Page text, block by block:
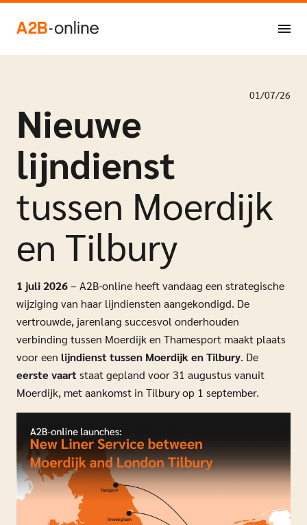
NL
EN
01/07/26
Nieuwe
lijndienst
tussen Moerdijk
en Tilbury
1 juli 2026– A2B-online heeft vandaag een strategische
wijziging van haar lijndiensten aangekondigd. De
vertrouwde, jarenlang succesvol onderhouden
verbinding tussen Moerdijk en Thamesport maakt plaats
voor een lijndienst tussen Moerdijk en Tilbury. De
eerste vaartstaat gepland voor 31 augustus vanuit
Moerdijk, met aankomst in Tilbury op 1 september.